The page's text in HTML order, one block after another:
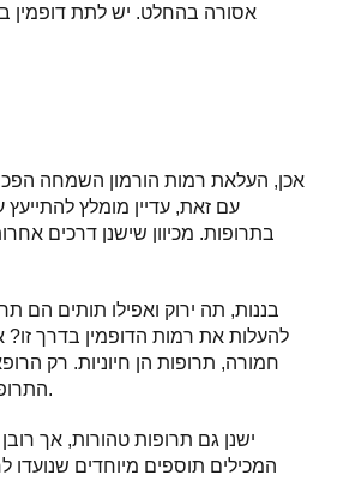
אסורה בהחלט. יש לתת דופמין
אכן, העלאת רמות הורמון השמחה
עם זאת, עדיין מומלץ
בתרופות. מכיוון שישנן דרכים
בננות, תה ירוק ואפילו תותים הם
להעלות את רמות הדופמין בדרך
חמורה, תרופות הן חיוניות. רק
התרופות והמינון המתאימים.
ישנן גם תרופות טהורות, אך
המכילים תוספים מיוחדים שנועדו